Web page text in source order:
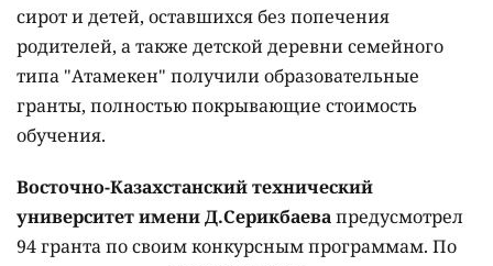
сирот и детей, оставшихся без попечения
родителей, а также детской деревни семейного
типа "Атамекен" получили образовательные
гранты, полностью покрывающие стоимость
обучения.
Восточно-Казахстанский технический
университет имени Д.Серикбаевапредусмотрел
94 гранта по своим конкурсным программам. По